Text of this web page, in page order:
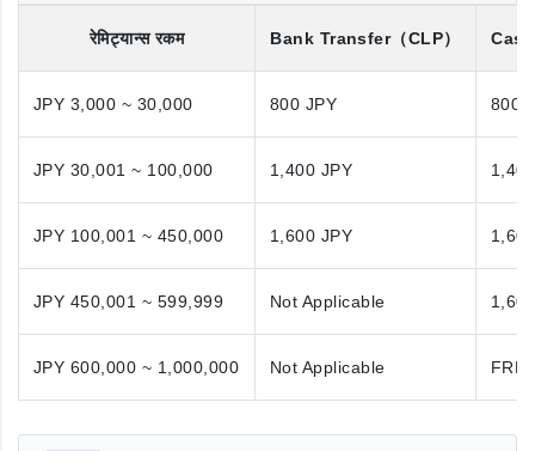
रेमिट्यान्स रकम Bank Transfer（CLP）
JPY 3,000 ~ 30,000 800 JPY 800
JPY 30,001 ~ 100,000 1,400 JPY
JPY 100,001 ~ 450,000 1,600 JPY
JPY 450,001 ~ 599,999 Not Applicable
JPY 600,000 ~ 1,000,000 Not Applicable